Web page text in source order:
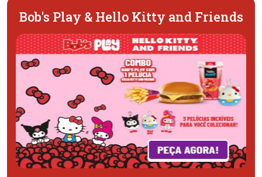
Bob's Play & Hello Kitty and Friends